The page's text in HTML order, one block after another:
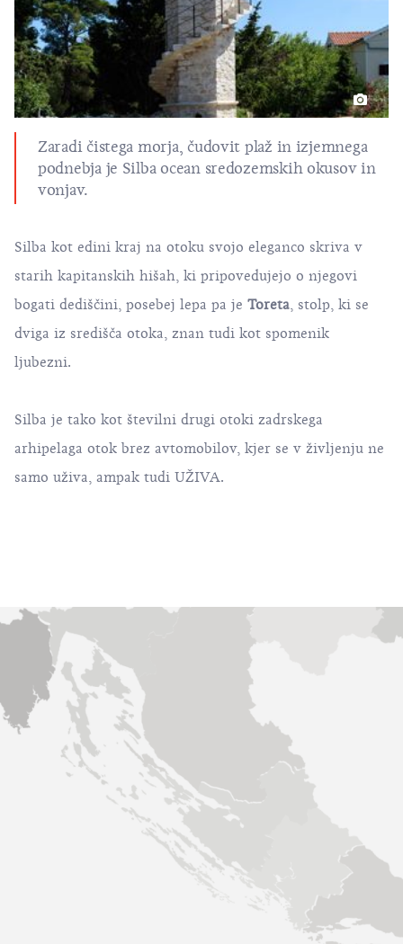
Zaradi čistega morja, čudovit plaž in izjemnega
podnebja je Silba ocean sredozemskih okusov in
vonjav.
Silba kot edini kraj na otoku svojo eleganco skriva v
starih kapitanskih hišah, ki pripovedujejo o njegovi
bogati dediščini, posebej lepa pa je Toreta, stolp, ki se
dviga iz središča otoka, znan tudi kot spomenik
ljubezni.
Silba je tako kot številni drugi otoki zadrskega
arhipelaga otok brez avtomobilov, kjer se v življenju ne
samo uživa, ampak tudi UŽIVA.